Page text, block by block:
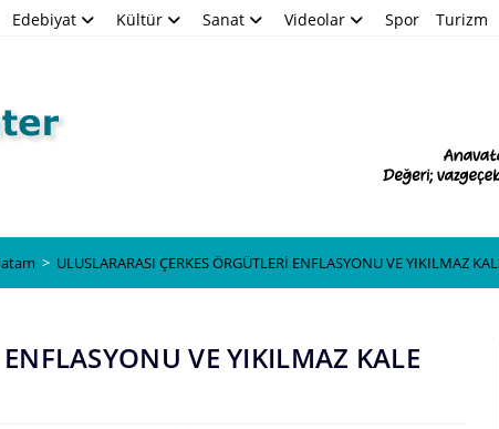
Edebiyat Kültür Sanat Videolar Spor Turizm
> ULUSLARARASI ÇERKES ÖRGÜTLERİ ENFLASYONU VE YIKILMAZ
VE YIKILMAZ KALE